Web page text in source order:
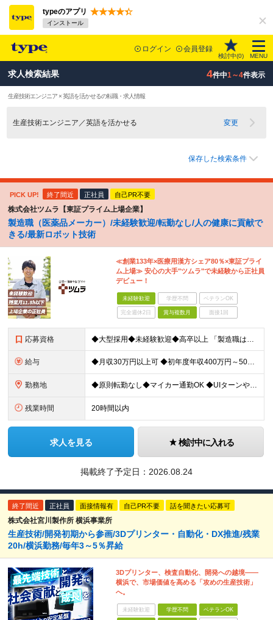
typeのアプリ
インストール
ログイン 会員登録
検討中(0) MENU
求人検索結果 4件中1～4件表示
生産技術エンジニア × 英語を活かせるの転職・求人情報
生産技術エンジニア／英語を活かせる 変更
保存した検索条件
PICK UP! 終了間近 正社員 自己PR不要
株式会社ツムラ【東証プライム上場企業】
製造職（医薬品メーカー）/未経験歓迎/転勤なし/人の健康に貢献で
きる/最新ロボット技術
≪創業133年×医療用漢方シェア80％×東証プライ
ム上場≫ 安心の大手"ツムラ"で未経験から正社員
デビュー！
未経験歓迎 学歴不問 ベテランOK
完全週休2日 賞与複数月 面接1回
応募資格 ◆大型採用◆未経験歓迎◆高卒以上 「製造職は初めて…」という方でも大丈夫。 イチから丁寧にお教えしますのでご安心ください。 ＼こんなアナタにピッタリ／ ◎「人の健康に貢献したい」という想いがある
給与 ◆月収30万円以上可 ◆初年度年収400万円～500万円想定 月給21万7,080円～22万7,810円＋各種手当＋賞与年2回 ★「手当」や「賞与」が手厚いため、1年目未経験でも年収400万円以上
勤務地 ◆原則転勤なし◆マイカー通勤OK ◆UIターンや移住転職歓迎。Web面接実施中 ＜茨城工場＞ 茨城県稲敷郡阿見町吉原3586 ┗クリーンで働きやすいのが魅力です。 ★豊かな自然と便利な生活環境が調
残業時間 20時間以内
求人を見る 検討中に入れる
掲載終了予定日： 2026.08.24
終了間近 正社員 面接情報有 自己PR不要 話を聞きたい応募可
株式会社宮川製作所 横浜事業所
生産技術/開発初期から参画/3Dプリンター・自動化・DX推進/残業
20h/横浜勤務/毎年3～5％昇給
3Dプリンター、検査自動化、開発への越境――
横浜で、市場価値を高める「攻めの生産技術」
へ。
未経験歓迎 学歴不問 ベテランOK